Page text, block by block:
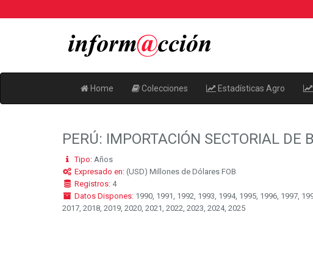
Home Colecciones Estadísticas Agro
PERÚ: IMPORTACIÓN SECTORIAL
Tipo:Años
Expresado en:(USD) Millones de Dólares FOB
Registros:4
Datos Dispones:1990, 1991, 1992, 1993, 1994, 1995, 1996, 1997,
2017, 2018, 2019, 2020, 2021, 2022, 2023, 2024, 2025